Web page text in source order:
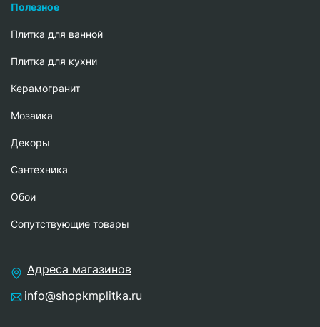
Полезное
Плитка для ванной
Плитка для кухни
Керамогранит
Мозаика
Декоры
Сантехника
Обои
Сопутствующие товары
Адреса магазинов
info@shopkmplitka.ru